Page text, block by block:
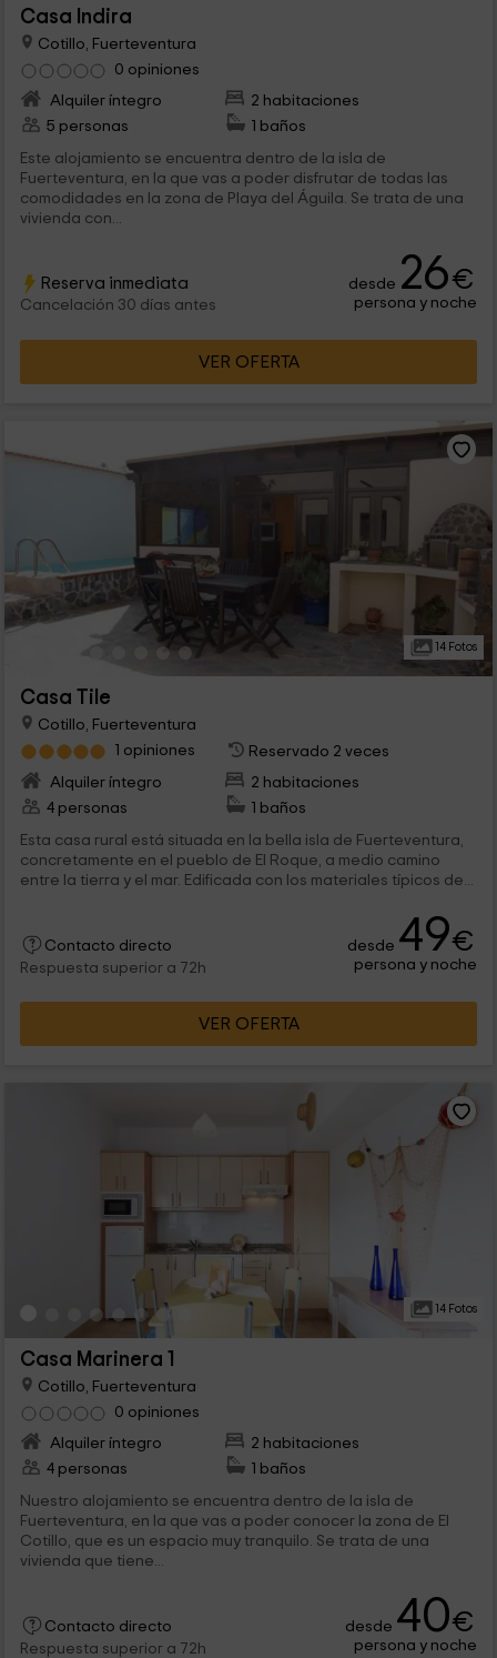
Casa Indira
Cotillo, Fuerteventura
0 opiniones
Alquiler íntegro
2 habitaciones
5 personas
1 baños
Este alojamiento se encuentra dentro de la isla de
Fuerteventura, en la que vas a poder disfrutar de todas las
comodidades en la zona de Playa del Águila. Se trata de una
vivienda con...
Reserva inmediata
Cancelación 30 días antes
desde 26€
persona y noche
VER OFERTA
14 Fotos
Casa Tile
Cotillo, Fuerteventura
1 opiniones
Reservado 2 veces
Alquiler íntegro
2 habitaciones
4 personas
1 baños
Esta casa rural está situada en la bella isla de Fuerteventura,
concretamente en el pueblo de El Roque, a medio camino
entre la tierra y el mar. Edificada con los materiales típicos de...
Contacto directo
Respuesta superior a 72h
desde 49€
persona y noche
VER OFERTA
14 Fotos
Casa Marinera 1
Cotillo, Fuerteventura
0 opiniones
Alquiler íntegro
2 habitaciones
4 personas
1 baños
Nuestro alojamiento se encuentra dentro de la isla de
Fuerteventura, en la que vas a poder conocer la zona de El
Cotillo, que es un espacio muy tranquilo. Se trata de una
vivienda que tiene...
Contacto directo
Respuesta superior a 72h
desde 40€
persona y noche